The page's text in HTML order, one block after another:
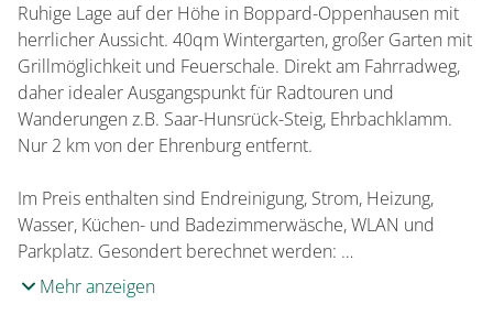
Ruhige Lage auf der Höhe in Boppard-Oppenhausen mit
herrlicher Aussicht. 40qm Wintergarten, großer Garten mit
Grillmöglichkeit und Feuerschale. Direkt am Fahrradweg,
daher idealer Ausgangspunkt für Radtouren und
Wanderungen z.B. Saar-Hunsrück-Steig, Ehrbachklamm.
Nur 2 km von der Ehrenburg entfernt.
Im Preis enthalten sind Endreinigung, Strom, Heizung,
Wasser, Küchen- und Badezimmerwäsche, WLAN und
Parkplatz. Gesondert berechnet werden: …
Mehr anzeigen